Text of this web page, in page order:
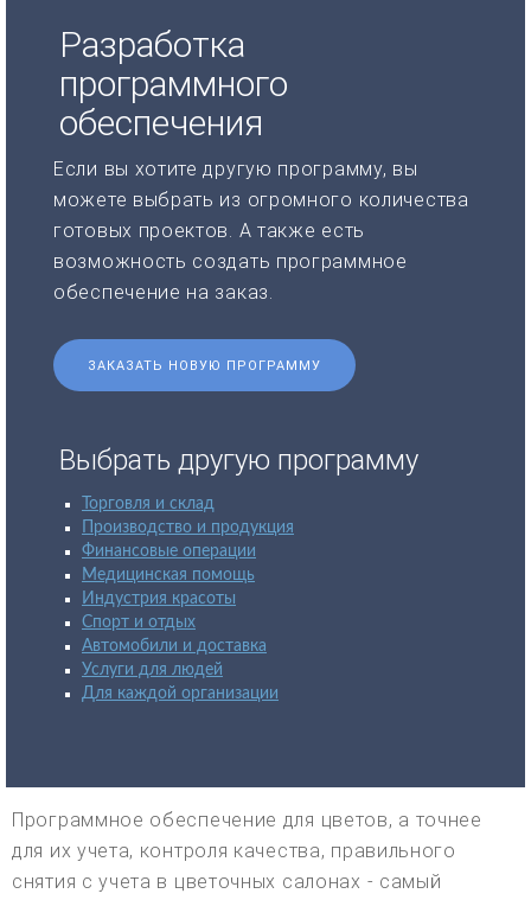
Разработка
программного
обеспечения
Если вы хотите другую программу, вы
можете выбрать из огромного количества
готовых проектов. А также есть
возможность создать программное
обеспечение на заказ.
ЗАКАЗАТЬ НОВУЮ ПРОГРАММУ
Выбрать другую программу
Торговля и склад
Производство и продукция
Финансовые операции
Медицинская помощь
Индустрия красоты
Спорт и отдых
Автомобили и доставка
Услуги для людей
Для каждой организации
Программное обеспечение для цветов, а точнее
для их учета, контроля качества, правильного
снятия с учета в цветочных салонах - самый